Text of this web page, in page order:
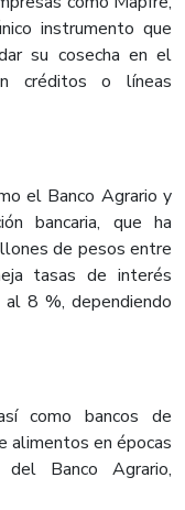
instrumento que
su cosecha en el
créditos o líneas
el Banco Agrario y
bancaria, que ha
de pesos entre
tasas de interés
8 %, dependiendo
como bancos de
alimentos en épocas
Banco Agrario,